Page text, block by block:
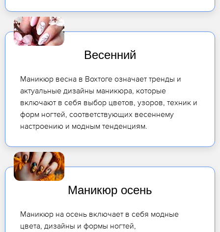
Весенний
Маникюр весна в Вохтоге означает тренды и
актуальные дизайны маникюра, которые
включают в себя выбор цветов, узоров, техник и
форм ногтей, соответствующих весеннему
настроению и модным тенденциям.
Маникюр осень
Маникюр на осень включает в себя модные
цвета, дизайны и формы ногтей,